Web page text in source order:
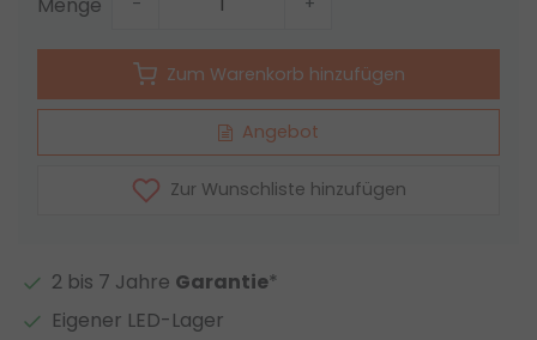
Zum Warenkorb hinzufügen
Angebot
Zur Wunschliste hinzufügen
2 bis 7 Jahre Garantie*
Eigener LED-Lager